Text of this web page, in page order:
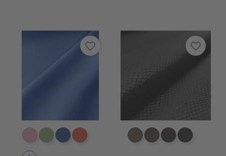
EN6006 ROSEepuisement
EN6016 PRAIRIEépuisem
EN6017 BLEU AZUR
EN6018 MANDARINE
favorite_border
ED0570 CANON
ED0590 BETA
ED0610ED0630
favorite_border